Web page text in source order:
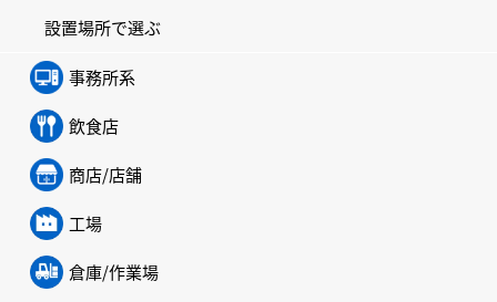
設置場所で選ぶ
事務所系
飲食店
商店/店舗
工場
倉庫/作業場